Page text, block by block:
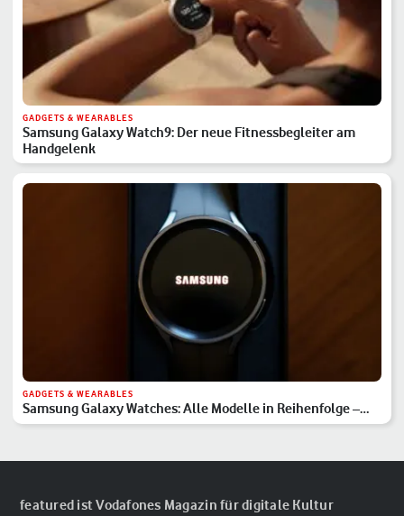
GADGETS & WEARABLES
Samsung Galaxy Watch9: Der neue Fitnessbegleiter am
Handgelenk
GADGETS & WEARABLES
Samsung Galaxy Watches: Alle Modelle in Reihenfolge –
Hauptserie, Classic & Ultra
featured ist Vodafones Magazin für digitale Kultur